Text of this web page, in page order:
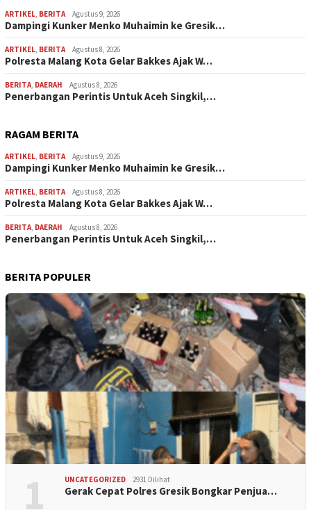
ARTIKEL, BERITA Agustus 9, 2026
Dampingi Kunker Menko Muhaimin ke Gresik…
ARTIKEL, BERITA Agustus 8, 2026
Polresta Malang Kota Gelar Bakkes Ajak W…
BERITA, DAERAH Agustus 8, 2026
Penerbangan Perintis Untuk Aceh Singkil,…
RAGAM BERITA
ARTIKEL, BERITA Agustus 9, 2026
Dampingi Kunker Menko Muhaimin ke Gresik…
ARTIKEL, BERITA Agustus 8, 2026
Polresta Malang Kota Gelar Bakkes Ajak W…
BERITA, DAERAH Agustus 8, 2026
Penerbangan Perintis Untuk Aceh Singkil,…
BERITA POPULER
1 UNCATEGORIZED 2931 Dilihat
Gerak Cepat Polres Gresik Bongkar Penjua…